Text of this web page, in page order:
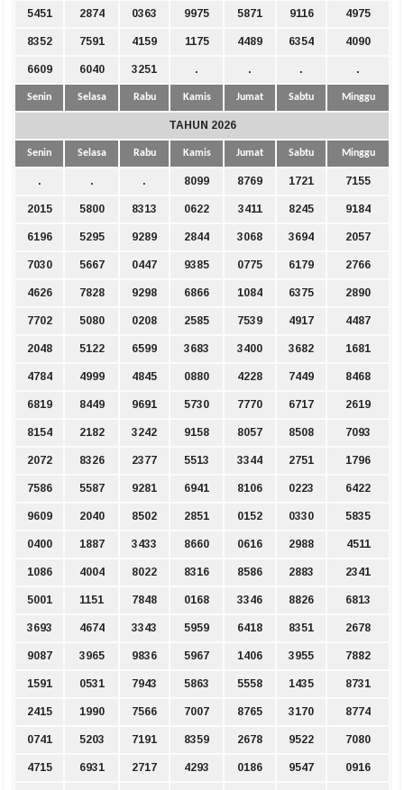
5451 2874 0363 9975 5871 9116 4975
8352 7591 4159 1175 4489 6354 4090
6609 6040 3251 . . . .
Senin Selasa Rabu Kamis Jumat Sabtu Minggu
TAHUN 2026
Senin Selasa Rabu Kamis Jumat Sabtu Minggu
. . . 8099 8769 1721 7155
2015 5800 8313 0622 3411 8245 9184
6196 5295 9289 2844 3068 3694 2057
7030 5667 0447 9385 0775 6179 2766
4626 7828 9298 6866 1084 6375 2890
7702 5080 0208 2585 7539 4917 4487
2048 5122 6599 3683 3400 3682 1681
4784 4999 4845 0880 4228 7449 8468
6819 8449 9691 5730 7770 6717 2619
8154 2182 3242 9158 8057 8508 7093
2072 8326 2377 5513 3344 2751 1796
7586 5587 9281 6941 8106 0223 6422
9609 2040 8502 2851 0152 0330 5835
0400 1887 3433 8660 0616 2988 4511
1086 4004 8022 8316 8586 2883 2341
5001 1151 7848 0168 3346 8826 6813
3693 4674 3343 5959 6418 8351 2678
9087 3965 9836 5967 1406 3955 7882
1591 0531 7943 5863 5558 1435 8731
2415 1990 7566 7007 8765 3170 8774
0741 5203 7191 8359 2678 9522 7080
4715 6931 2717 4293 0186 9547 0916